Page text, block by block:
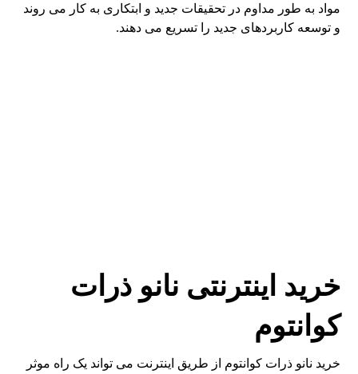
مواد به طور مداوم در تحقیقات جدید و ابتکاری به کار می روند
و توسعه کاربردهای جدید را تسریع می دهند.
خرید اینترنتی نانو ذرات
کوانتوم
خرید نانو ذرات کوانتوم از طریق اینترنت می تواند یک راه موثر